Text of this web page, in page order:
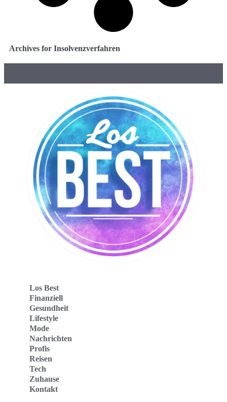
Archives for Insolvenzverfahren
Los Best
Finanziell
Gesundheit
Lifestyle
Mode
Nachrichten
Profis
Reisen
Tech
Zuhause
Kontakt